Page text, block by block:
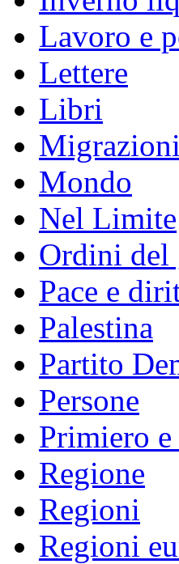
Lavoro e
Lettere
Libri
Migrazioni
Mondo
Nel Limite
Ordini del
Pace e
Palestina
Partito
Persone
Primiero e
Regione
Regioni
Regioni